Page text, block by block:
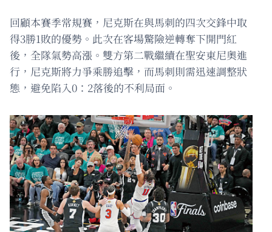
回顧本賽季常規賽，尼克斯在與馬刺的四次交鋒中取
得3勝1敗的優勢。此次在客場驚險逆轉奪下開門紅
後，全隊氣勢高漲。雙方第二戰繼續在聖安東尼奧進
行，尼克斯將力爭乘勝追擊，而馬刺則需迅速調整狀
態，避免陷入0：2落後的不利局面。